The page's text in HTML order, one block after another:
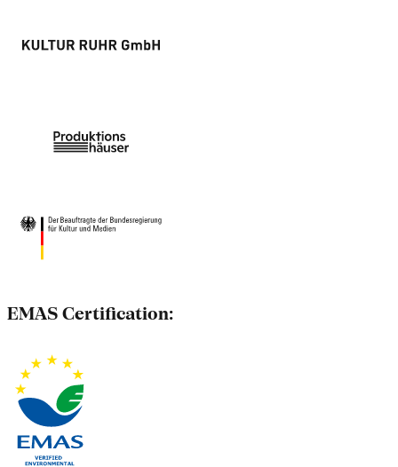
EMAS Certification: